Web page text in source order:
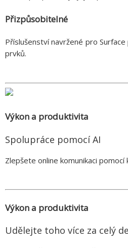
Přizpůsobitelné
Příslušenství navržené pro
prvků.
Výkon a produktivita
Spolupráce pomocí AI
Zlepšete online komunikaci
Výkon a produktivita
Udělejte toho více za celý